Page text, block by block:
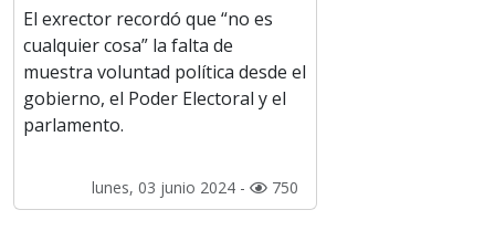
El exrector recordó que “no es
cualquier cosa” la falta de
muestra voluntad política desde el
gobierno, el Poder Electoral y el
parlamento.
lunes, 03 junio 2024 - 750